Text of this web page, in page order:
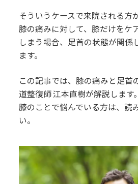
そういうケースで来院される方
膝の痛みに対して、膝だけをケ
しまう場合、足首の状態が関係
ます。
この記事では、膝の痛みと足首
道整復師 江本直樹が解説します。
膝のことで悩んでいる方は、読
い。